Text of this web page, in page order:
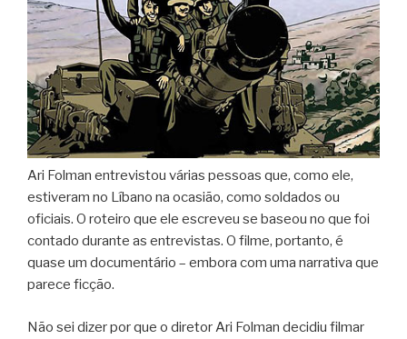
Ari Folman entrevistou várias pessoas que, como ele,
estiveram no Líbano na ocasião, como soldados ou
oficiais. O roteiro que ele escreveu se baseou no que foi
contado durante as entrevistas. O filme, portanto, é
quase um documentário – embora com uma narrativa que
parece ficção.
Não sei dizer por que o diretor Ari Folman decidiu filmar